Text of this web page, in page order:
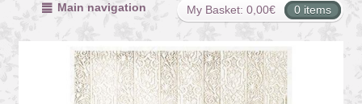
My Basket: 0,00€ 0 items
Main navigation